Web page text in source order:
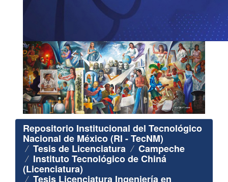
Repositorio Institucional del Tecnológico
Nacional de México (RI - TecNM)
Tesis de Licenciatura Campeche
Instituto Tecnológico de Chiná
(Licenciatura)
Tesis Licenciatura Ingeniería en